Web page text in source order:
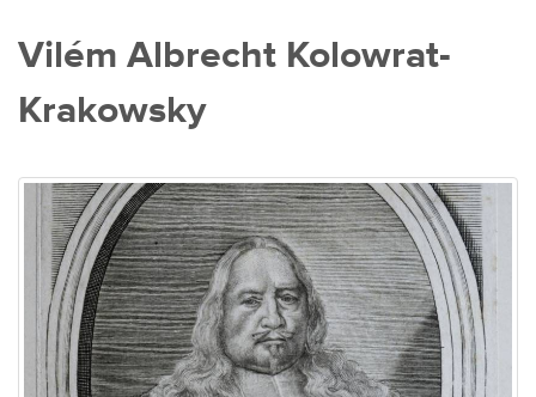
Vilém Albrecht Kolowrat-
Krakowsky